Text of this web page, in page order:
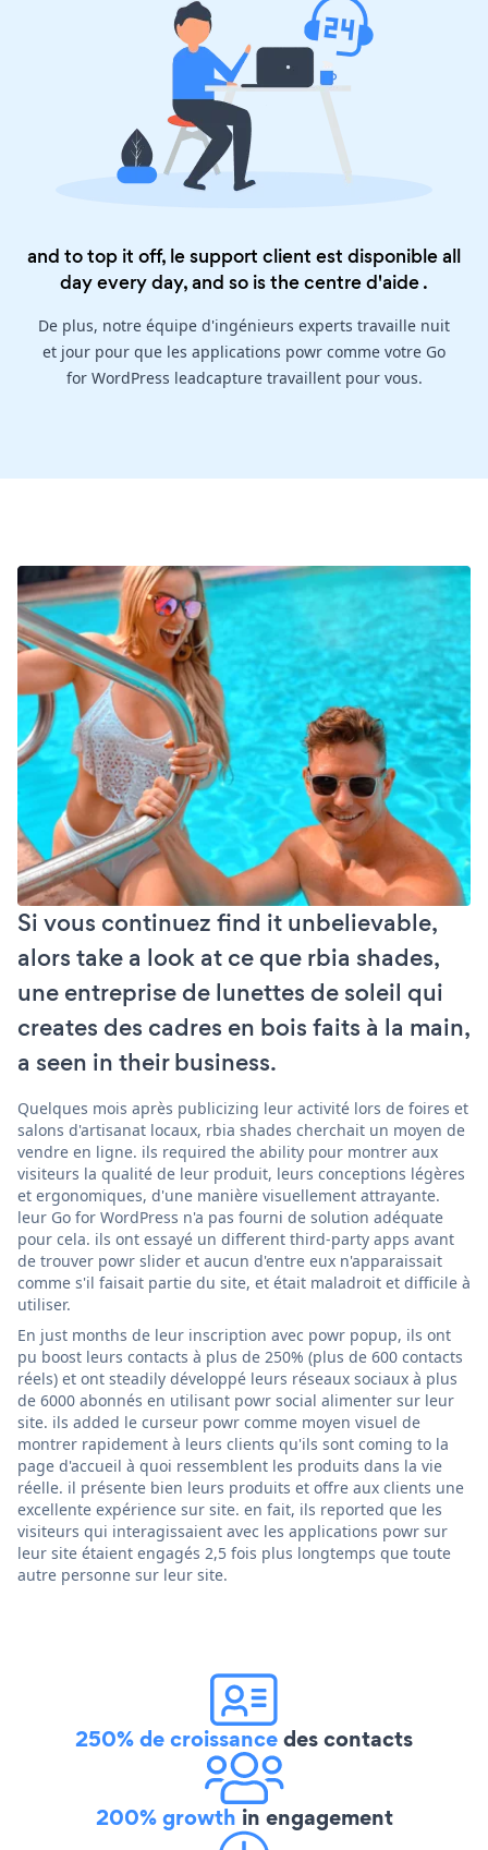
and to top it off, le support client est disponible all
day every day, and so is thecentre d'aide.
De plus, notre équipe d'ingénieurs experts travaille nuit
et jour pour que les applications powr comme votre Go
for WordPress leadcapture travaillent pour vous.
Si vous continuez find it unbelievable,
alors take a look at ce que rbia shades,
une entreprise de lunettes de soleil qui
creates des cadres en bois faits à la main,
a seen in their business.
Quelques mois après publicizing leur activité lors de foires et
salons d'artisanat locaux, rbia shades cherchait un moyen de
vendre en ligne. ils required the ability pour montrer aux
visiteurs la qualité de leur produit, leurs conceptions légères
et ergonomiques, d'une manière visuellement attrayante.
leur Go for WordPress n'a pas fourni de solution adéquate
pour cela. ils ont essayé un different third-party apps avant
de trouver powr slider et aucun d'entre eux n'apparaissait
comme s'il faisait partie du site, et était maladroit et difficile à
utiliser.
En just months de leur inscription avec powr popup, ils ont
pu boost leurs contacts à plus de 250% (plus de 600 contacts
réels) et ont steadily développé leurs réseaux sociaux à plus
de 6000 abonnés en utilisant powr social alimenter sur leur
site. ils added le curseur powr comme moyen visuel de
montrer rapidement à leurs clients qu'ils sont coming to la
page d'accueil à quoi ressemblent les produits dans la vie
réelle. il présente bien leurs produits et offre aux clients une
excellente expérience sur site. en fait, ils reported que les
visiteurs qui interagissaient avec les applications powr sur
leur site étaient engagés 2,5 fois plus longtemps que toute
autre personne sur leur site.
250% de croissancedes contacts
200% growth in engagement